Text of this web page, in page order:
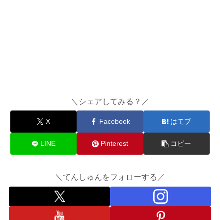
＼シェアしてみる？／
X Facebook はてブ
LINE Pinterest コピー
＼てんしゅんをフォローする／